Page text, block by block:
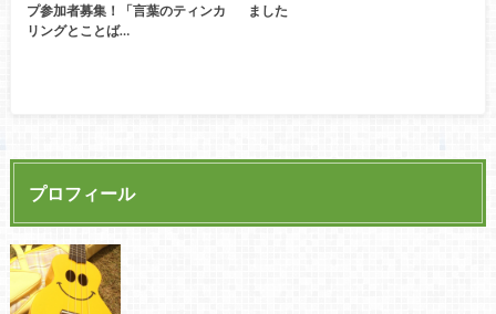
プ参加者募集！「言葉のティンカ
リングとことば…
ました
プロフィール